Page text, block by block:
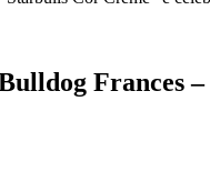
Frances